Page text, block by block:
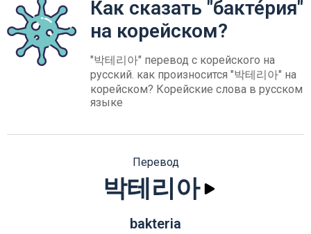
Как сказать "бакте́рия"
на корейском?
"박테리아" перевод с корейского на
русский. как произносится "박테리아" на
корейском? Корейские слова в русском
языке
Перевод
박테리아
bakteria